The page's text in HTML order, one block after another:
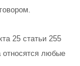
25 статьи 255
относятся любые